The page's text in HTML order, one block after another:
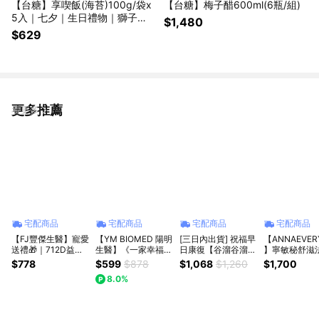
【台糖】享喫飯(海苔)100g/袋x
5入｜七夕｜生日禮物｜獅子座
｜父親節｜登山｜女性｜防災｜
喜歡你｜暖心室友
$629
【台糖】梅子醋600ml(6瓶/組)
$1,480
更多推薦
看更多
宅配商品
【FJ豐傑生醫】寵愛
送禮🎁｜712D益生
菌-克菲爾PLUS-15
入/盒｜附贈 •品牌
$778
宅配商品
【YM BIOMED 陽明
生醫】《一家幸福
組》 一家人益生菌
10入兩盒
$599 $878
8.0%
宅配商品
[三日內出貨] 祝福早
日康復【谷溜谷溜】
溫和滋養你的胃｜
(無糖有機益生菌米
$1,068 $1,260
宅配商品
【
】寧敏秘舒滋
益生菌
$1,700